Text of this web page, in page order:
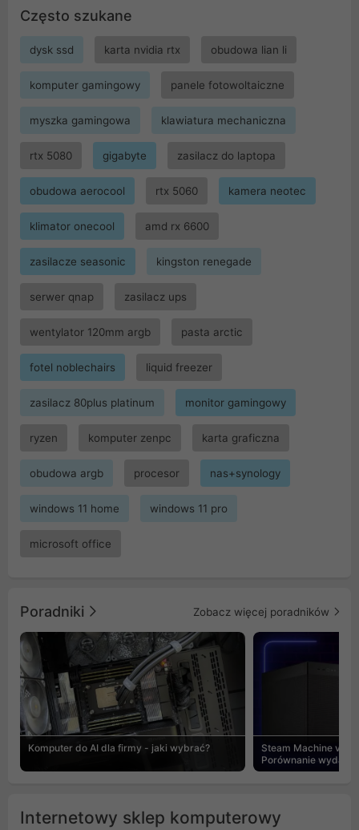
Często szukane
dysk ssd karta nvidia rtx obudowa lian li
komputer gamingowy panele fotowoltaiczne
myszka gamingowa klawiatura mechaniczna
rtx 5080 gigabyte zasilacz do laptopa
obudowa aerocool rtx 5060 kamera neotec
klimator onecool amd rx 6600
zasilacze seasonic kingston renegade
serwer qnap zasilacz ups
wentylator 120mm argb pasta arctic
fotel noblechairs liquid freezer
zasilacz 80plus platinum monitor gamingowy
ryzen komputer zenpc karta graficzna
obudowa argb procesor nas+synology
windows 11 home windows 11 pro
microsoft office
Poradniki Zobacz więcej poradników
Komputer do AI dla firmy - jaki wybrać?
Steam Machine vs
Porównanie
Internetowy sklep komputerowy